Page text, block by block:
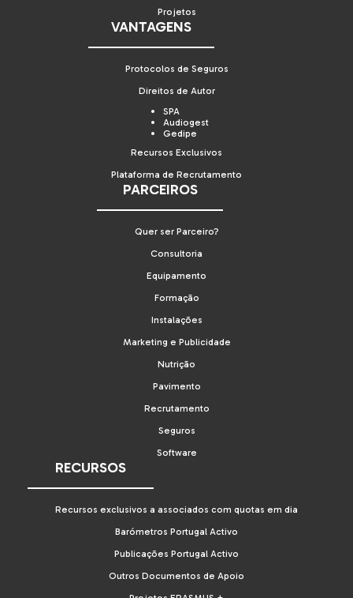
Projetos
VANTAGENS
Protocolos de Seguros
Direitos de Autor
SPA
Audiogest
Gedipe
Recursos Exclusivos
Plataforma de Recrutamento
PARCEIROS
Quer ser Parceiro?
Consultoria
Equipamento
Formação
Instalações
Marketing e Publicidade
Nutrição
Pavimento
Recrutamento
Seguros
Software
RECURSOS
Recursos exclusivos a associados com quotas em dia
Barómetros Portugal Activo
Publicações Portugal Activo
Outros Documentos de Apoio